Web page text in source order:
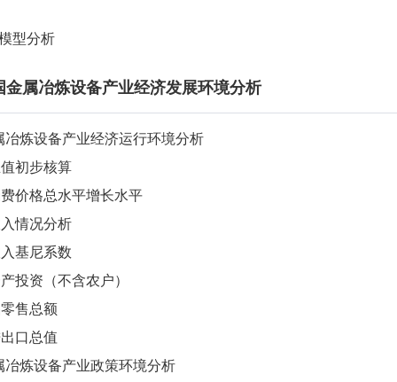
型分析
属冶炼设备产业经济发展环境分析
炼设备产业经济运行环境分析
初步核算
价格总水平增长水平
情况分析
基尼系数
投资（不含农户）
售总额
口总值
炼设备产业政策环境分析